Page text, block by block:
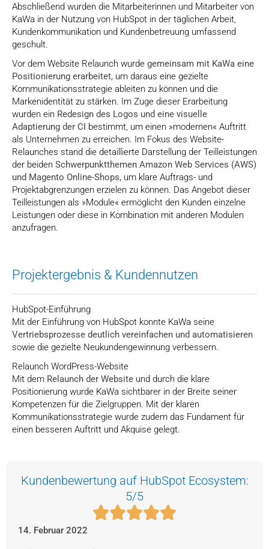
Abschließend wurden die Mitarbeiterinnen und Mitarbeiter von
KaWa in der Nutzung von HubSpot in der täglichen Arbeit,
Kundenkommunikation und Kundenbetreuung umfassend
geschult.
Vor dem Website Relaunch wurde gemeinsam mit KaWa eine
Positionierung erarbeitet, um daraus eine gezielte
Kommunikationsstrategie ableiten zu können und die
Markenidentität zu stärken. Im Zuge dieser Erarbeitung
wurden ein Redesign des Logos und eine visuelle
Adaptierung der CI bestimmt, um einen »modernen« Auftritt
als Unternehmen zu erreichen. Im Fokus des Website-
Relaunches stand die detaillierte Darstellung der Teilleistungen
der beiden Schwerpunktthemen Amazon Web Services (AWS)
und Magento Online-Shops, um klare Auftrags- und
Projektabgrenzungen erzielen zu können. Das Angebot dieser
Teilleistungen als »Module« ermöglicht den Kunden einzelne
Leistungen oder diese in Kombination mit anderen Modulen
anzufragen.
Projektergebnis & Kundennutzen
HubSpot-Einführung
Mit der Einführung von HubSpot konnte KaWa seine
Vertriebsprozesse deutlich vereinfachen und automatisieren
sowie die gezielte Neukundengewinnung verbessern.
Relaunch WordPress-Website
Mit dem Relaunch der Website und durch die klare
Positionierung wurde KaWa sichtbarer in der Breite seiner
Kompetenzen für die Zielgruppen. Mit der klaren
Kommunikationsstrategie wurde zudem das Fundament für
einen besseren Auftritt und Akquise gelegt.
Kundenbewertung auf HubSpot Ecosystem:
5/5
14. Februar 2022